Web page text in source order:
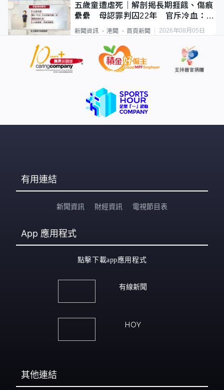
五歲童遭虐死｜解剖揭長期捱餓、傷痕
纍纍 母認罪判囚22年 官斥冷血：同
類案最惡劣
新聞資訊 港聞 首頁新聞 2026年08月05日
有用連結
新聞資訊 財經資訊 電視節目表
App 應用程式
點擊下載app應用程式
有線新聞
HOY
其他連結